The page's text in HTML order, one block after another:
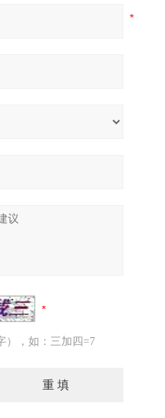
），如：三加四=7